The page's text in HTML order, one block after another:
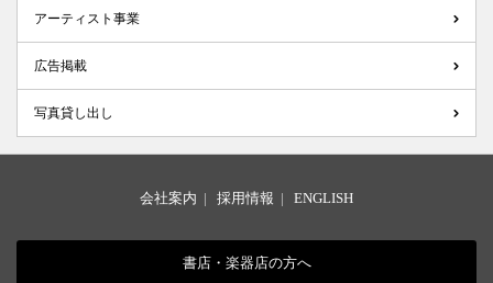
アーティスト事業
広告掲載
写真貸し出し
会社案内 | 採用情報 | ENGLISH
書店・楽器店の方へ